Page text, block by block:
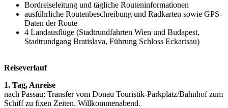
Bordreiseleitung und tägliche Routeninformationen
ausführliche Routenbeschreibung und Radkarten sowie GPS-
Daten der Route
4 Landausflüge (Stadtrundfahrten Wien und Budapest,
Stadtrundgang Bratislava, Führung Schloss Eckartsau)
Reiseverlauf
1. Tag, Anreise
nach Passau; Transfer vom Donau Touristik-Parkplatz/Bahnhof zum
Schiff zu fixen Zeiten. Willkommenabend.